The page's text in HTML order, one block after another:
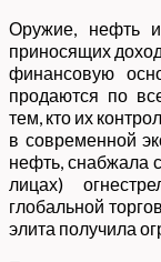
Оружие, нефть
приносящих
финансовую
продаются по
тем, кто их
в современной
нефть, снабжала
лицах)
глобальной
элита получила